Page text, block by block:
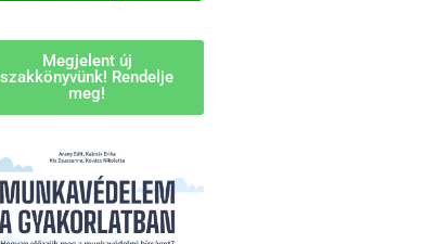
Megjelent új
szakkönyvünk! Rendelje
meg!